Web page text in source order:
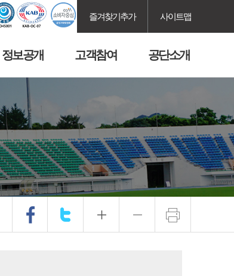
즐겨찾기추가 사이트맵
정보공개 고객참여 공단소개